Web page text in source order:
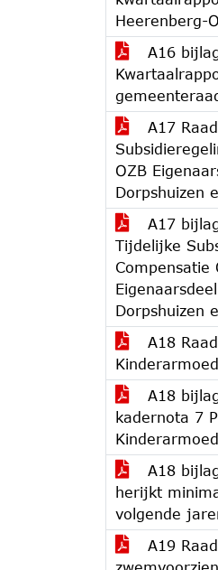
Heerenberg-
A16
A17
OZB
Dorpshuizen
A17
Tijdelijke
Compensatie
Dorpshuizen
A18
A18
kadernota 7
A18
herijkt
volgende
A19